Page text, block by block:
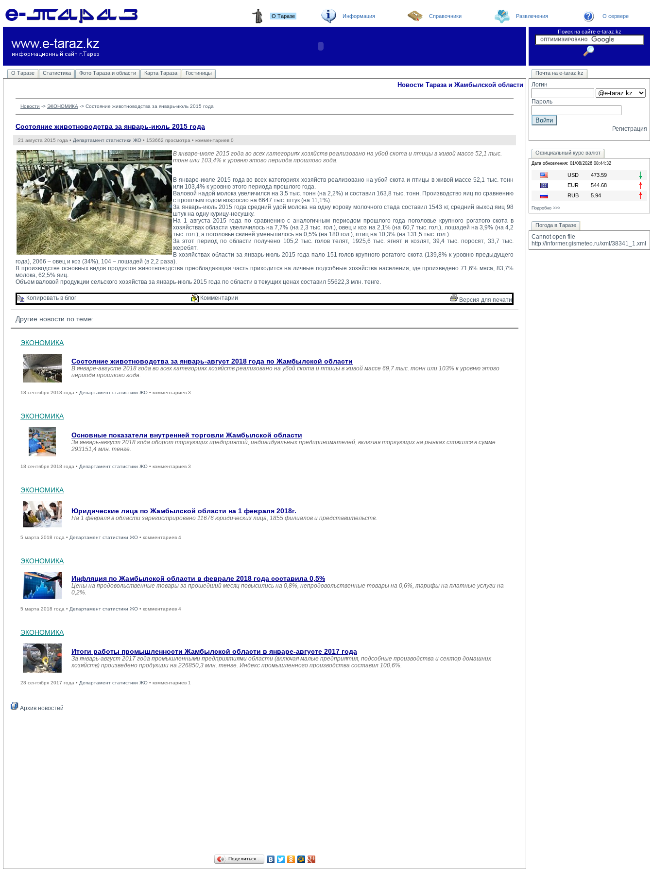
О Таразе Информация Справочники Развлечения О сервере
Поиск на сайте e-taraz.kz
О Таразе Статистика Фото Тараза и области Карта Тараза Гостиницы Новости Погода в Таразе
Телефоный справочник
Видеоконференция
Новости e-taraz
Новости Тараза и Жамбылской области
Новости -> ЭКОНОМИКА -> Состояние животноводства за январь-июль 2015 года
Состояние животноводства за январь-июль 2015 года
21 августа 2015 года • Департамент статистики ЖО • 153662 просмотра • комментариев 0
В январе-июле 2015 года во всех категориях хозяйств реализовано на убой скота и птицы в живой массе 52,1 тыс.
тонн или 103,4% к уровню этого периода прошлого года.
В январе-июле 2015 года во всех категориях хозяйств реализовано на убой скота и птицы в живой массе 52,1 тыс. тонн
или 103,4% к уровню этого периода прошлого года.
Валовой надой молока увеличился на 3,5 тыс. тонн (на 2,2%) и составил 163,8 тыс. тонн. Производство яиц по сравнению
с прошлым годом возросло на 6647 тыс. штук (на 11,1%).
За январь-июль 2015 года средний удой молока на одну корову молочного стада составил 1543 кг, средний выход яиц 98
штук на одну курицу-несушку.
На 1 августа 2015 года по сравнению с аналогичным периодом прошлого года поголовье крупного рогатого скота в
хозяйствах области увеличилось на 7,7% (на 2,3 тыс. гол.), овец и коз на 2,1% (на 60,7 тыс. гол.), лошадей на 3,9% (на 4,2
тыс. гол.), а поголовье свиней уменьшилось на 0,5% (на 180 гол.), птиц на 10,3% (на 131,5 тыс. гол.).
За этот период по области получено 105,2 тыс. голов телят, 1925,6 тыс. ягнят и козлят, 39,4 тыс. поросят, 33,7 тыс.
жеребят.
В хозяйствах области за январь-июль 2015 года пало 151 голов крупного рогатого скота (139,8% к уровню предыдущего
года), 2066 – овец и коз (34%), 104 – лошадей (в 2,2 раза).
В производстве основных видов продуктов животноводства преобладающая часть приходится на личные подсобные хозяйства населения, где произведено 71,6% мяса, 83,7%
молока, 62,5% яиц.
Объем валовой продукции сельского хозяйства за январь-июль 2015 года по области в текущих ценах составил 55622,3 млн. тенге.
Копировать в блог Комментарии Версия для печати
Другие новости по теме:
ЭКОНОМИКА
Состояние животноводства за январь-август 2018 года по Жамбылской области
В январе-августе 2018 года во всех категориях хозяйств реализовано на убой скота и птицы в живой массе 69,7 тыс. тонн или 103% к уровню этого
периода прошлого года.
18 сентября 2018 года • Департамент статистики ЖО • комментариев 3
ЭКОНОМИКА
Основные показатели внутренней торговли Жамбылской области
За январь-август 2018 года оборот торгующих предприятий, индивидуальных предпринимателей, включая торгующих на рынках сложился в сумме
293151,4 млн. тенге.
18 сентября 2018 года • Департамент статистики ЖО • комментариев 3
ЭКОНОМИКА
Юридические лица по Жамбылской области на 1 февраля 2018г.
На 1 февраля в области зарегистрировано 11676 юридических лица, 1855 филиалов и представительств.
5 марта 2018 года • Департамент статистики ЖО • комментариев 4
ЭКОНОМИКА
Инфляция по Жамбылской области в феврале 2018 года составила 0,5%
Цены на продовольственные товары за прошедший месяц повысились на 0,8%, непродовольственные товары на 0,6%, тарифы на платные услуги на
0,2%.
5 марта 2018 года • Департамент статистики ЖО • комментариев 4
ЭКОНОМИКА
Итоги работы промышленности Жамбылской области в январе-августе 2017 года
За январь-август 2017 года промышленными предприятиями области (включая малые предприятия, подсобные производства и сектор домашних
хозяйств) произведено продукции на 226850,3 млн. тенге. Индекс промышленного производства составил 100,6%.
28 сентября 2017 года • Департамент статистики ЖО • комментариев 1
Архив новостей
Поделиться…
Почта на e-taraz.kz
Логин
Пароль
Регистрация
Официальный курс валют
Дата обновления: 01/08/2026 08:44:32
USD
473.59
EUR
544.68
RUB
5.94
Подробно >>>
Погода в Таразе
Cannot open file
http://informer.gismeteo.ru/xml/38341_1.xml